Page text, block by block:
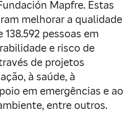
Mapfre. Estas
melhorar a qualidade
pessoas em
e risco de
de projetos
à saúde, à
em emergências e ao
entre outros.